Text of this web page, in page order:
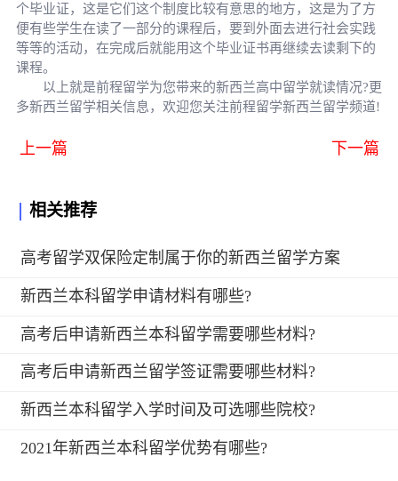
个毕业证，这是它们这个制度比较有意思的地方，这是为了方
便有些学生在读了一部分的课程后，要到外面去进行社会实践
等等的活动，在完成后就能用这个毕业证书再继续去读剩下的
课程。
以上就是前程留学为您带来的新西兰高中留学就读情况?更
多新西兰留学相关信息，欢迎您关注前程留学新西兰留学频道!
上一篇 下一篇
相关推荐
高考留学双保险定制属于你的新西兰留学方案
新西兰本科留学申请材料有哪些?
高考后申请新西兰本科留学需要哪些材料?
高考后申请新西兰留学签证需要哪些材料?
新西兰本科留学入学时间及可选哪些院校?
2021年新西兰本科留学优势有哪些?